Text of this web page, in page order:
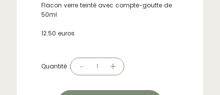
Flacon verre teinté avec compte-goutte de
50ml
12.50 euros
Quantité : - 1 +